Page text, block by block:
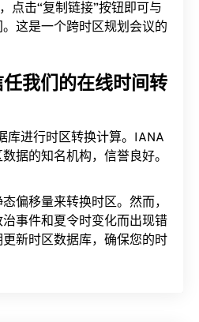
点击“复制链接”按钮即可与
这是一个跨时区规划会议的
我们的在线时间转
库进行时区转换计算。IANA
据的知名机构，信誉良好。
偏移量来转换时区。然而，
事件和夏令时变化而出现错
新时区数据库，确保您的时